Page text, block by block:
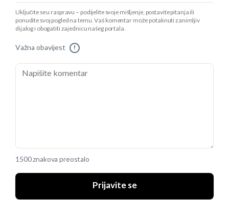
Uključite se u raspravu – podijelite svoje mišljenje, postavite pitanja ili
ponudite svoj pogled na temu. Vaš komentar može potaknuti zanimljiv
dijalog i obogatiti zajednicu našeg portala.
Važna obavijest !
1500 znakova preostalo
Prijavite se